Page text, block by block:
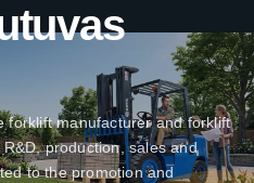
forklift manufacturer and forklift
production, sales and
to the promotion and